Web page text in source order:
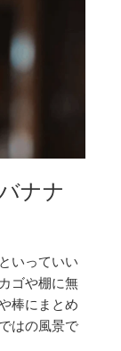
ナナ
いっていい
ゴや棚に無
棒にまとめ
はの風景で